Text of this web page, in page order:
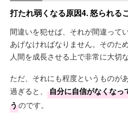
打たれ弱くなる原因4. 怒られる
間違いを犯せば、それが間違って
あげなければなりません。そのた
人間を成長させる上で非常に大切
ただ、それにも程度というものが
過ぎると、
自分に自信がなくなっ
うのです。